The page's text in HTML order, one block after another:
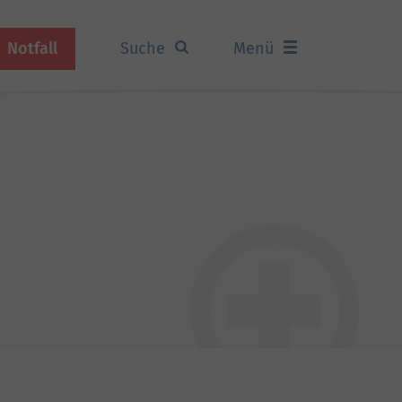
Notfall Suche Menü